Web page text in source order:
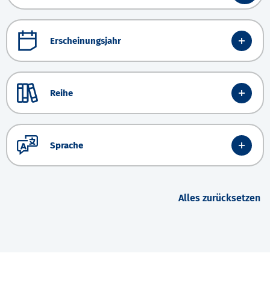
Erscheinungsjahr
Reihe
Sprache
Alles zurücksetzen